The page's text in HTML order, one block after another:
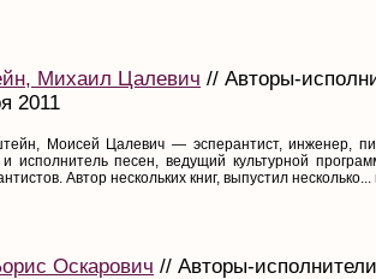
Михаил Цалевич // Авторы-
2011
Моисей Цалевич — эсперантист, инженер,
исполнитель песен, ведущий культурной
Автор нескольких книг, выпустил несколько...
Оскарович // Авторы-